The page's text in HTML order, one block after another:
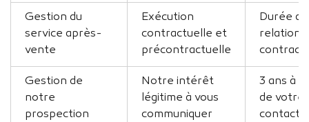
Gestion du
service après-
vente
Exécution
contractuelle et
précontractuelle
Durée
relation
Gestion de
notre
prospection
Notre intérêt
légitime à vous
communiquer
3 ans à
de votre
contact